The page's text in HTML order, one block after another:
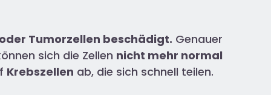
Tumorzellen beschädigt. Genauer
sich die Zellen nicht mehr normal
Krebszellen ab, die sich schnell teilen.